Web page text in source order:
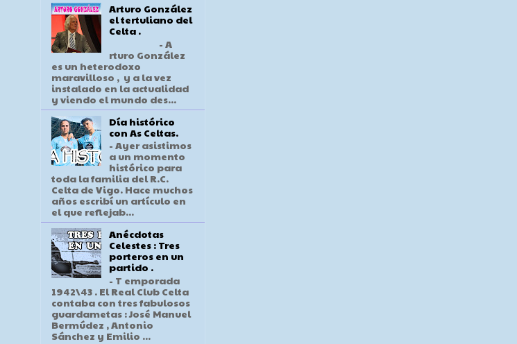
Arturo González
el tertuliano del
Celta .
- A
rturo González
es un heterodoxo
maravilloso , y a la vez
instalado en la actualidad
y viendo el mundo des...
Día histórico
con As Celtas.
- Ayer asistimos
a un momento
histórico para
toda la familia del R.C.
Celta de Vigo. Hace muchos
años escribí un artículo en
el que reflejab...
Anécdotas
Celestes : Tres
porteros en un
partido .
- T emporada
1942\43 . El Real Club Celta
contaba con tres fabulosos
guardametas : José Manuel
Bermúdez , Antonio
Sánchez y Emilio ...